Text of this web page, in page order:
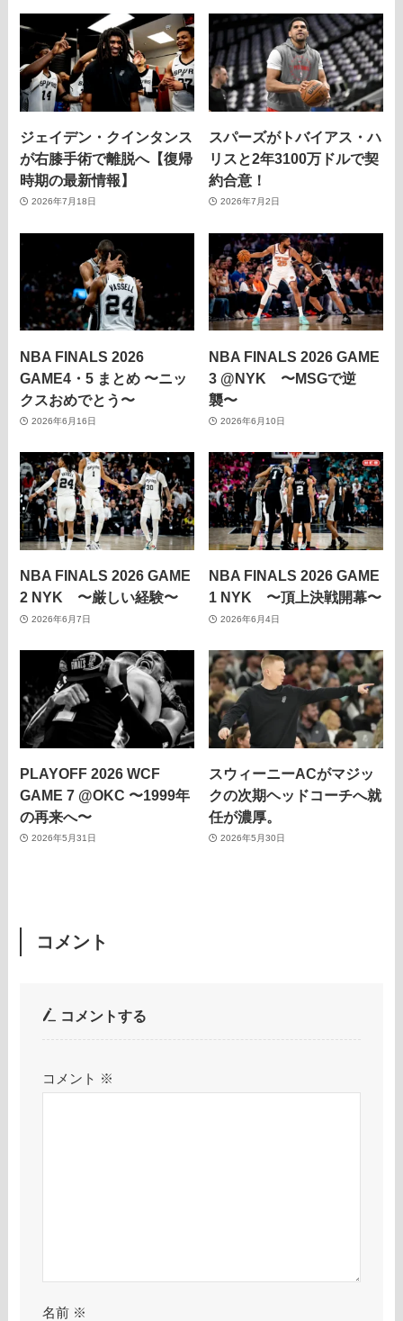
ジェイデン・クインタンス
が右膝手術で離脱へ【復帰
時期の最新情報】
2026年7月18日
スパーズがトバイアス・ハ
リスと2年3100万ドルで契
約合意！
2026年7月2日
NBA FINALS 2026
GAME4・5 まとめ 〜ニッ
クスおめでとう〜
2026年6月16日
NBA FINALS 2026 GAME
3 @NYK 〜MSGで逆
襲〜
2026年6月10日
NBA FINALS 2026 GAME
2 NYK 〜厳しい経験〜
2026年6月7日
NBA FINALS 2026 GAME
1 NYK 〜頂上決戦開幕〜
2026年6月4日
PLAYOFF 2026 WCF
GAME 7 @OKC 〜1999年
の再来へ〜
2026年5月31日
スウィーニーACがマジッ
クの次期ヘッドコーチへ就
任が濃厚。
2026年5月30日
コメント
コメントする
コメント ※
名前 ※